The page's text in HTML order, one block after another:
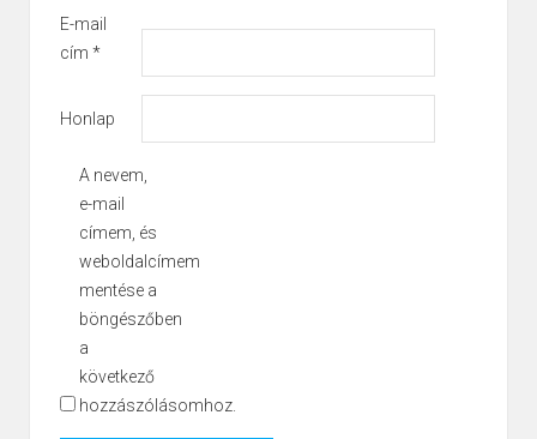
E-mail
cím *
Honlap
A nevem,
e-mail
címem, és
weboldalcímem
mentése a
böngészőben
a
következő
hozzászólásomhoz.